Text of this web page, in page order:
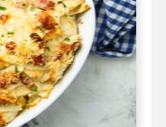
predvsem pa so
okusno domače
idej, kako jih